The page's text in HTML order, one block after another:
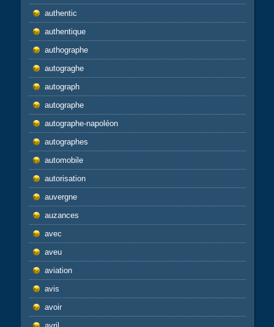
authentic
authentique
authographe
autograghe
autograph
autographe
autographe-napoléon
autographes
automobile
autorisation
auvergne
auzances
avec
aveu
aviation
avis
avoir